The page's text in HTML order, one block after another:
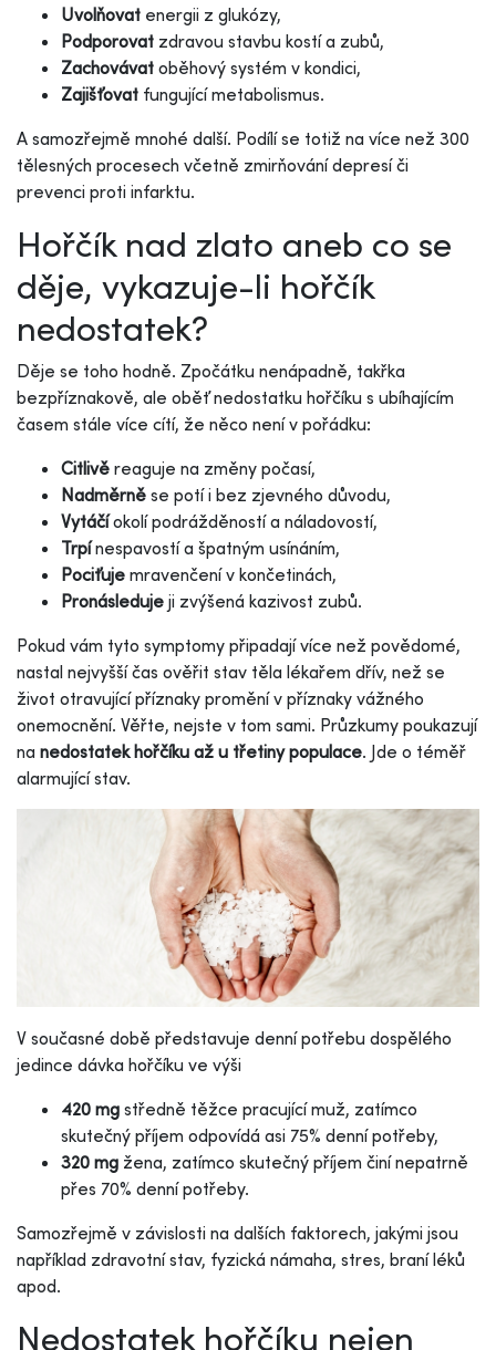
Uvolňovat energii z glukózy,
Podporovat zdravou stavbu kostí a zubů,
Zachovávat oběhový systém v kondici,
Zajišťovat fungující metabolismus.
A samozřejmě mnohé další. Podílí se totiž na více než 300
tělesných procesech včetně zmirňování depresí či
prevenci proti infarktu.
Hořčík nad zlato aneb co se
děje, vykazuje-li hořčík
nedostatek?
Děje se toho hodně. Zpočátku nenápadně, takřka
bezpříznakově, ale oběť nedostatku hořčíku s ubíhajícím
časem stále více cítí, že něco není v pořádku:
Citlivě reaguje na změny počasí,
Nadměrně se potí i bez zjevného důvodu,
Vytáčíokolí podrážděností a náladovostí,
Trpínespavostí a špatným usínáním,
Pociťuje mravenčení v končetinách,
Pronásleduje ji zvýšená kazivost zubů.
Pokud vám tyto symptomy připadají více než povědomé,
nastal nejvyšší čas ověřit stav těla lékařem dřív, než se
život otravující příznaky promění v příznaky vážného
onemocnění. Věřte, nejste v tom sami. Průzkumy poukazují
na nedostatek hořčíku až u třetiny populace. Jde o téměř
alarmující stav.
V současné době představuje denní potřebu dospělého
jedince dávka hořčíku ve výši
420 mg středně těžce pracující muž, zatímco
skutečný příjem odpovídá asi 75% denní potřeby,
320 mg žena, zatímco skutečný příjem činí nepatrně
přes 70% denní potřeby.
Samozřejmě v závislosti na dalších faktorech, jakými jsou
například zdravotní stav, fyzická námaha, stres, braní léků
apod.
Nedostatek hořčíku nejen